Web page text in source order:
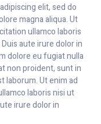
elit, sed do
magna aliqua. Ut
ullamco laboris
aute irure dolor in
dolore eu fugiat nulla
non proident, sunt in
laborum. Ut enim ad
laboris nisi ut
irure dolor in